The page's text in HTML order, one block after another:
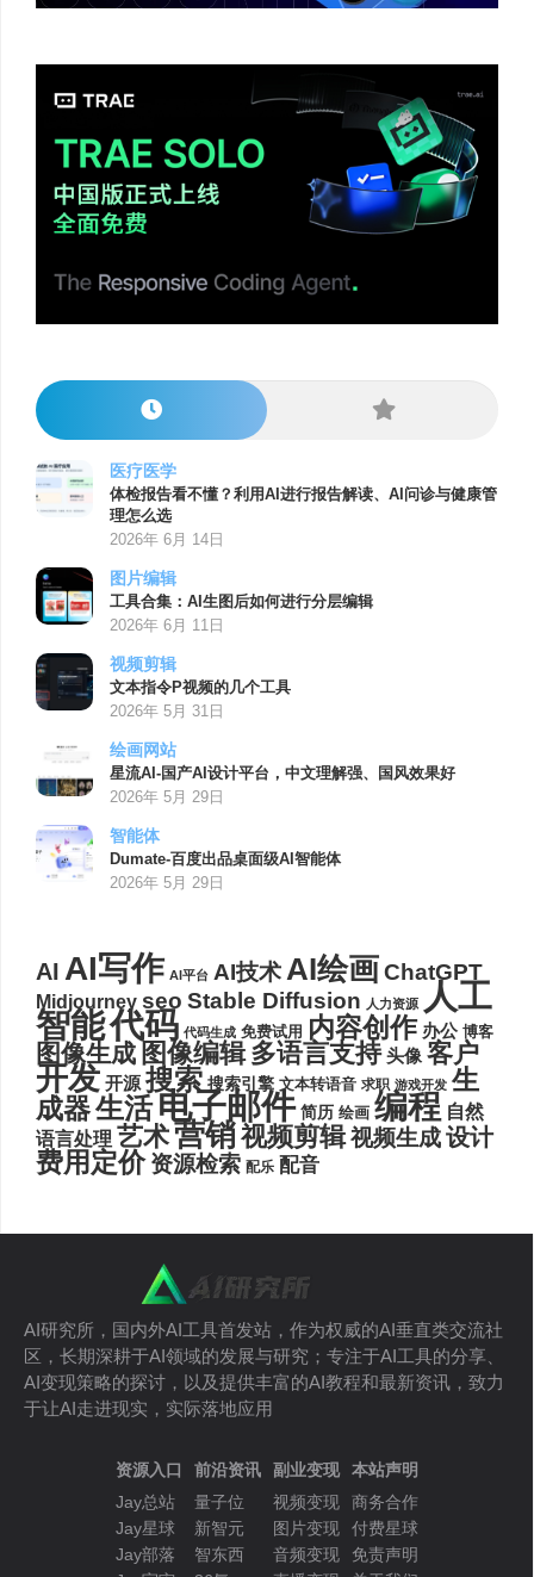
医疗医学
体检报告看不懂？利用AI进行报告解读、AI问诊与健康管
理怎么选
2026年 6月 14日
图片编辑
工具合集：AI生图后如何进行分层编辑
2026年 6月 11日
视频剪辑
文本指令P视频的几个工具
2026年 5月 31日
绘画网站
星流AI-国产AI设计平台，中文理解强、国风效果好
2026年 5月 29日
智能体
Dumate-百度出品桌面级AI智能体
2026年 5月 29日
AI AI写作 AI平台 AI技术AI绘画ChatGPT
Midjourney seo Stable Diffusion 人力资源 人工
智能代码 代码生成 免费试用 内容创作 办公 博客
图像生成 图像编辑 多语言支持 头像 客户
开发 开源 搜索 搜索引擎 文本转语音 求职 游戏开发 生
成器生活电子邮件 简历 绘画 编程 自然
语言处理 艺术营销视频剪辑视频生成设计
费用定价 资源检索 配乐 配音
AI研究所，国内外AI工具首发站，作为权威的AI垂直类交流社
区，长期深耕于AI领域的发展与研究；专注于AI工具的分享、
AI变现策略的探讨，以及提供丰富的AI教程和最新资讯，致力
于让AI走进现实，实际落地应用
资源入口
Jay总站
Jay星球
Jay部落
前沿资讯
量子位
新智元
智东西
副业变现
视频变现
图片变现
音频变现
本站声明
商务合作
付费星球
免责声明